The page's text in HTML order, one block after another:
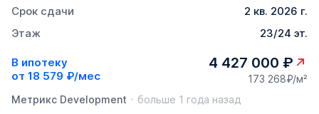
Срок сдачи
2 кв. 2026 г.
Этаж
23/24 эт.
В ипотеку
от 18 579 ₽/мес
4 427 000 ₽
173 268₽/м²
Метрикс Development
больше 1 года назад